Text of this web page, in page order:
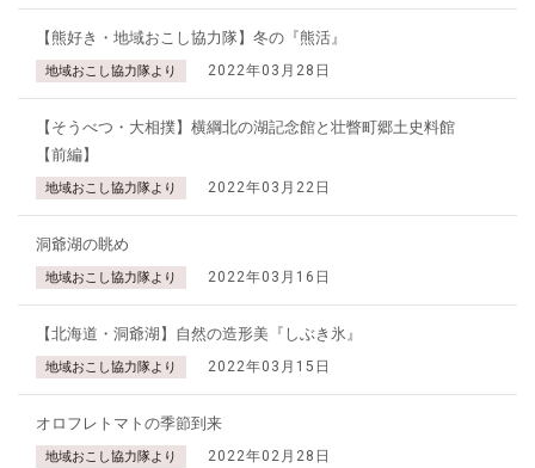
【熊好き・地域おこし協力隊】冬の『熊活』
地域おこし協力隊より 2022年03月28日
【そうべつ・大相撲】横綱北の湖記念館と壮瞥町郷土史料館
【前編】
地域おこし協力隊より 2022年03月22日
洞爺湖の眺め
地域おこし協力隊より 2022年03月16日
【北海道・洞爺湖】自然の造形美『しぶき氷』
地域おこし協力隊より 2022年03月15日
オロフレトマトの季節到来
地域おこし協力隊より 2022年02月28日